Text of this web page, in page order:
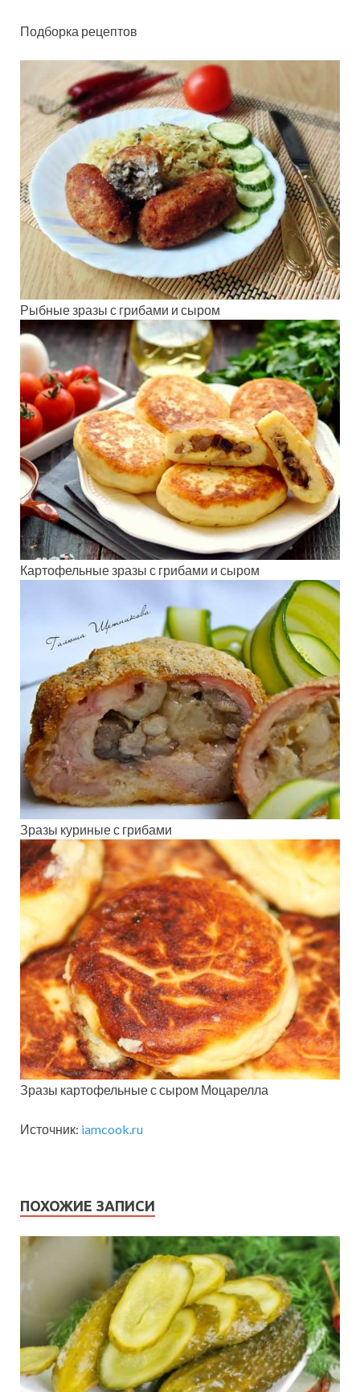
Подборка рецептов
Рыбные зразы с грибами и сыром
Картофельные зразы с грибами и сыром
Зразы куриные с грибами
Зразы картофельные с сыром Моцарелла
Источник: iamcook.ru
ПОХОЖИЕ ЗАПИСИ